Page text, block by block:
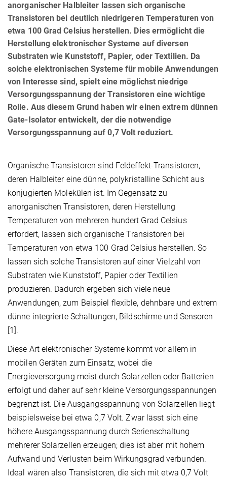
anorganischer Halbleiter lassen sich organische
Transistoren bei deutlich niedrigeren Temperaturen von
etwa 100 Grad Celsius herstellen. Dies ermöglicht die
Herstellung elektronischer Systeme auf diversen
Substraten wie Kunststoff, Papier, oder Textilien. Da
solche elektronischen Systeme für mobile Anwendungen
von Interesse sind, spielt eine möglichst niedrige
Versorgungsspannung der Transistoren eine wichtige
Rolle. Aus diesem Grund haben wir einen extrem dünnen
Gate-Isolator entwickelt, der die notwendige
Versorgungsspannung auf 0,7 Volt reduziert.
Organische Transistoren sind Feldeffekt-Transistoren,
deren Halbleiter eine dünne, polykristalline Schicht aus
konjugierten Molekülen ist. Im Gegensatz zu
anorganischen Transistoren, deren Herstellung
Temperaturen von mehreren hundert Grad Celsius
erfordert, lassen sich organische Transistoren bei
Temperaturen von etwa 100 Grad Celsius herstellen. So
lassen sich solche Transistoren auf einer Vielzahl von
Substraten wie Kunststoff, Papier oder Textilien
produzieren. Dadurch ergeben sich viele neue
Anwendungen, zum Beispiel flexible, dehnbare und extrem
dünne integrierte Schaltungen, Bildschirme und Sensoren
[1].
Diese Art elektronischer Systeme kommt vor allem in
mobilen Geräten zum Einsatz, wobei die
Energieversorgung meist durch Solarzellen oder Batterien
erfolgt und daher auf sehr kleine Versorgungsspannungen
begrenzt ist. Die Ausgangsspannung von Solarzellen liegt
beispielsweise bei etwa 0,7 Volt. Zwar lässt sich eine
höhere Ausgangsspannung durch Serienschaltung
mehrerer Solarzellen erzeugen; dies ist aber mit hohem
Aufwand und Verlusten beim Wirkungsgrad verbunden.
Ideal wären also Transistoren, die sich mit etwa 0,7 Volt